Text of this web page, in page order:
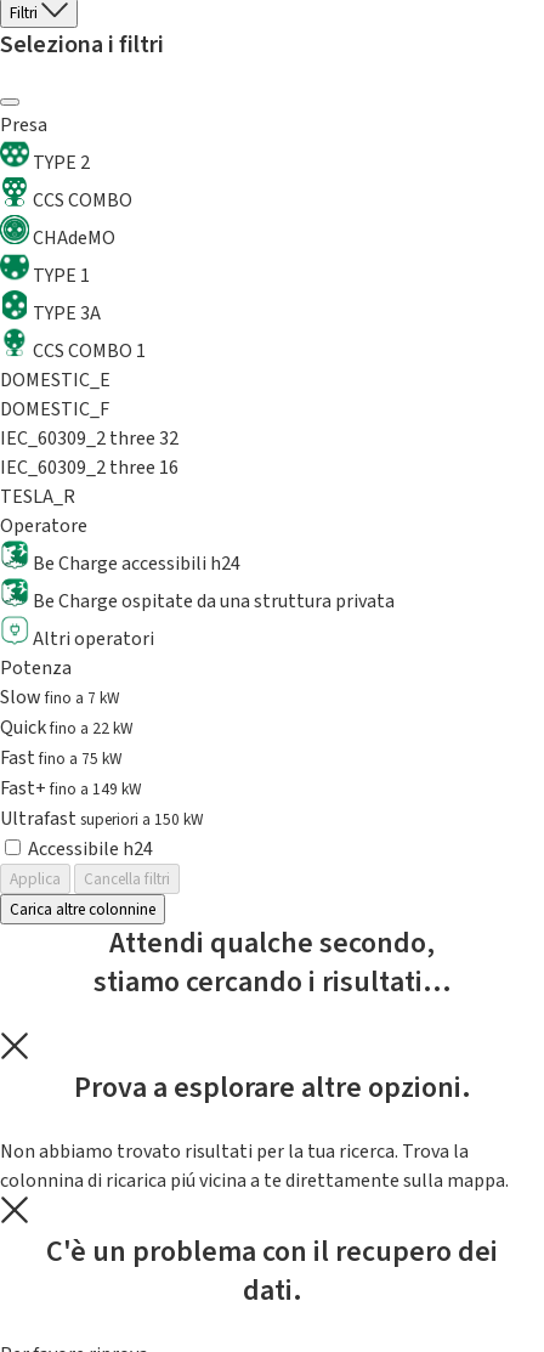
Filtri
Seleziona i filtri
Presa
TYPE 2
CCS COMBO
CHAdeMO
TYPE 1
TYPE 3A
CCS COMBO 1
DOMESTIC_E
DOMESTIC_F
IEC_60309_2 three 32
IEC_60309_2 three 16
TESLA_R
Operatore
Be Charge accessibili h24
Be Charge ospitate da una struttura privata
Altri operatori
Potenza
Slowfino a 7 kW
Quickfino a 22 kW
Fastfino a 75 kW
Fast+fino a 149 kW
Ultrafast superiori a 150 kW
Accessibile h24
Applica
Cancella filtri
Carica altre colonnine
Attendi qualche secondo,
stiamo cercando i risultati...
Prova a esplorare altre opzioni.
Non abbiamo trovato risultati per la tua ricerca. Trova la
colonnina di ricarica piú vicina a te direttamente sulla mappa.
C'è un problema con il recupero dei
dati.